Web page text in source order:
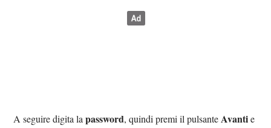
A seguire digita lapassword, quindi premi il pulsante Avantie